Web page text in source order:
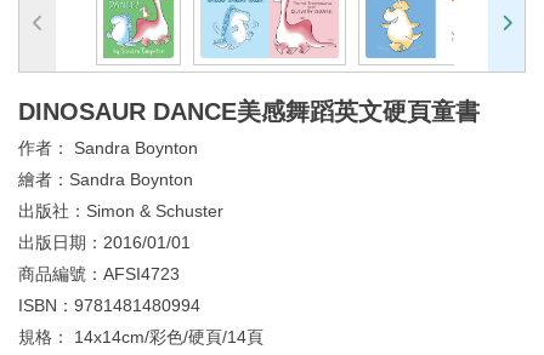
DINOSAUR DANCE美感舞蹈英文硬頁童書
作者： Sandra Boynton
繪者： Sandra Boynton
出版社： Simon & Schuster
出版日期： 2016/01/01
商品編號： AFSI4723
ISBN： 9781481480994
規格： 14x14cm/彩色/硬頁/14頁